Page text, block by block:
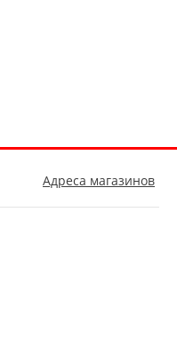
Адреса магазинов